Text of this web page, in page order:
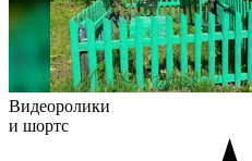
Видеоролики
и шортс